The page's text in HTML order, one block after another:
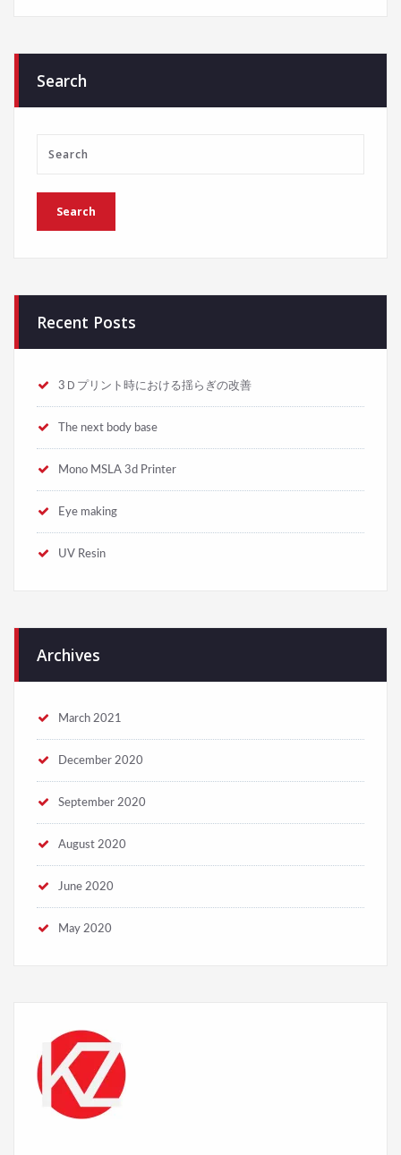
Search
Recent Posts
3Ｄプリント時における揺らぎの改善
The next body base
Mono MSLA 3d Printer
Eye making
UV Resin
Archives
March 2021
December 2020
September 2020
August 2020
June 2020
May 2020